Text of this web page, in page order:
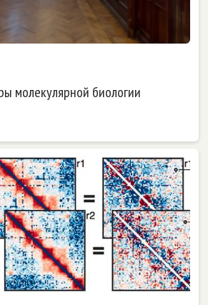
молекулярной биологии